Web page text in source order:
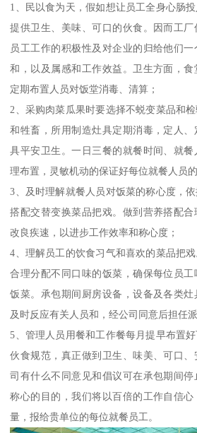
1、民以食为天，假如想让员工全身心肠
提供卫生、美味、可口的伙食。因而工
员工工作的积极性及对企业的归给他们
和，以及属感和工作效益。卫生方面，食
定期布置人员对饭堂消毒、清算；
2、采购肉菜瓜果时要选择不蜕变菜品和
和牲畜，所用制造灶具定期消毒，定人
具平安卫生。一日三餐的就餐时间、就
理布置，灵敏机动的保证好每位就餐人员的
3、及时理解就餐人员对饭菜的称心度，
搭配交替变换菜品把戏。做到营养搭配合
改良疾速，以进步工作效率和称心度；
4、理解员工的饮食习气和喜欢的菜品把
合理分配不同口味的饭菜，确保每位员
饭菜。承包期间厨房设备，设备及各类
及时反应有关人员和，经公司同意后担任
5、管理人员用餐和工作餐每月提早布置
伙食规范，真正做到卫生、味美、可口
司有什么不同意见和倡议可在承包期间
称心的目的，我们将以百倍的工作自信
量，报给贵单位的每位就餐员工。